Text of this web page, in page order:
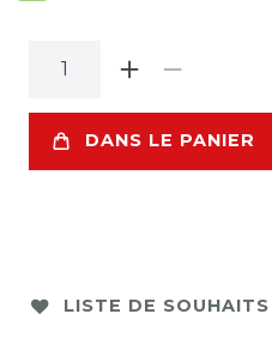
DANS LE PANIER
LISTE DE SOUHAITS